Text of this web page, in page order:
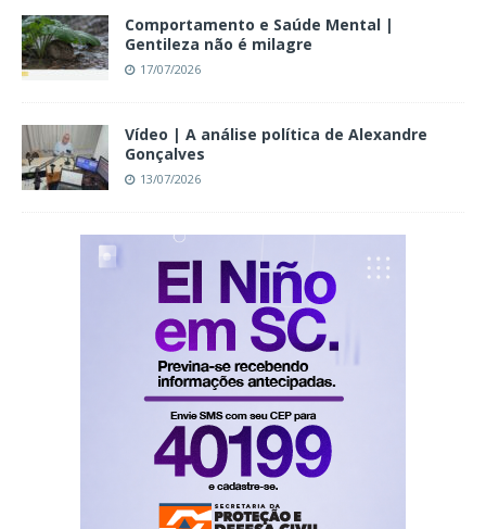
Comportamento e Saúde Mental |
Gentileza não é milagre
17/07/2026
Vídeo | A análise política de Alexandre
Gonçalves
13/07/2026